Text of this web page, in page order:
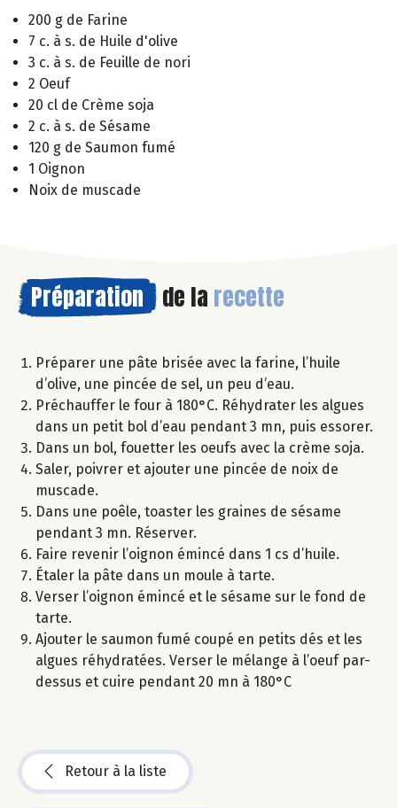
200 g de Farine
7 c. à s. de Huile d'olive
3 c. à s. de Feuille de nori
2 Oeuf
20 cl de Crème soja
2 c. à s. de Sésame
120 g de Saumon fumé
1 Oignon
Noix de muscade
Préparation de la recette
Préparer une pâte brisée avec la farine, l’huile
d’olive, une pincée de sel, un peu d’eau.
Préchauffer le four à 180°C. Réhydrater les algues
dans un petit bol d’eau pendant 3 mn, puis essorer.
Dans un bol, fouetter les oeufs avec la crème soja.
Saler, poivrer et ajouter une pincée de noix de
muscade.
Dans une poêle, toaster les graines de sésame
pendant 3 mn. Réserver.
Faire revenir l’oignon émincé dans 1 cs d’huile.
Étaler la pâte dans un moule à tarte.
Verser l’oignon émincé et le sésame sur le fond de
tarte.
Ajouter le saumon fumé coupé en petits dés et les
algues réhydratées. Verser le mélange à l’oeuf par-
dessus et cuire pendant 20 mn à 180°C
Retour à la liste